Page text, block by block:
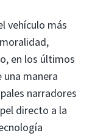
vehículo más
en los últimos
una manera
narradores
directo a la